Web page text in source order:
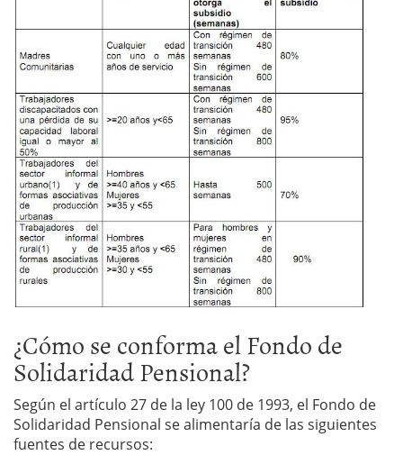
¿Cómo se conforma el Fondo de
Solidaridad Pensional?
Según el artículo 27 de la ley 100 de 1993, el Fondo de
Solidaridad Pensional se alimentaría de las siguientes
fuentes de recursos: